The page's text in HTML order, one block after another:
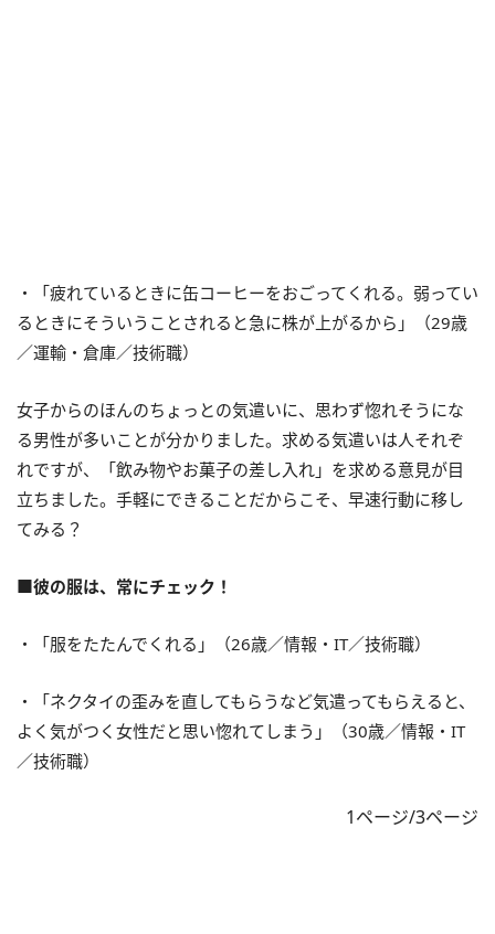
・「疲れているときに缶コーヒーをおごってくれる。弱ってい
るときにそういうことされると急に株が上がるから」（29歳
／運輸・倉庫／技術職）
女子からのほんのちょっとの気遣いに、思わず惚れそうにな
る男性が多いことが分かりました。求める気遣いは人それぞ
れですが、「飲み物やお菓子の差し入れ」を求める意見が目
立ちました。手軽にできることだからこそ、早速行動に移し
てみる？
■彼の服は、常にチェック！
・「服をたたんでくれる」（26歳／情報・IT／技術職）
・「ネクタイの歪みを直してもらうなど気遣ってもらえると、
よく気がつく女性だと思い惚れてしまう」（30歳／情報・IT
／技術職）
1ページ/3ページ